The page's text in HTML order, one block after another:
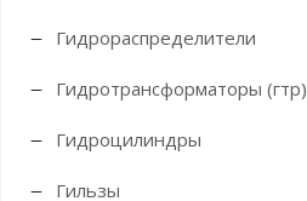
Гидрораспределители
Гидротрансформаторы (гтр)
Гидроцилиндры
Гильзы